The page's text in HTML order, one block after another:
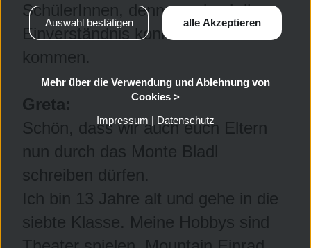
SchülerInnen, denn nur durch ihr
Einverständnis konnte es so weit
kommen.
Greta:
Schön, dass wir auch euch Eltern
nun durch das Monte Bladl
schreiben dürfen.
Ich bin 13 Jahre alt und gehe in die
siebte Klasse. Meine Hobbys sind
Mehr über die Verwendung und Ablehnung von
Cookies >
Impressum | Datenschutz